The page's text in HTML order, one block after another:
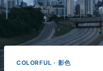
COLORFUL · 影色